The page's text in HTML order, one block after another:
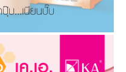
บ...เนียนปั๊บ